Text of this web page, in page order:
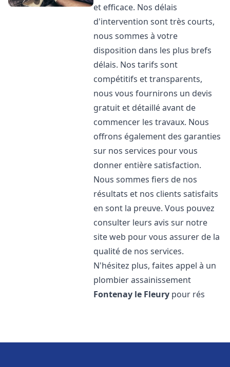
et efficace. Nos délais
d'intervention sont très courts,
nous sommes à votre
disposition dans les plus brefs
délais. Nos tarifs sont
compétitifs et transparents,
nous vous fournirons un devis
gratuit et détaillé avant de
commencer les travaux. Nous
offrons également des garanties
sur nos services pour vous
donner entière satisfaction.
Nous sommes fiers de nos
résultats et nos clients satisfaits
en sont la preuve. Vous pouvez
consulter leurs avis sur notre
site web pour vous assurer de la
qualité de nos services.
N'hésitez plus, faites appel à un
plombier assainissement
Fontenay le Fleury pour rés